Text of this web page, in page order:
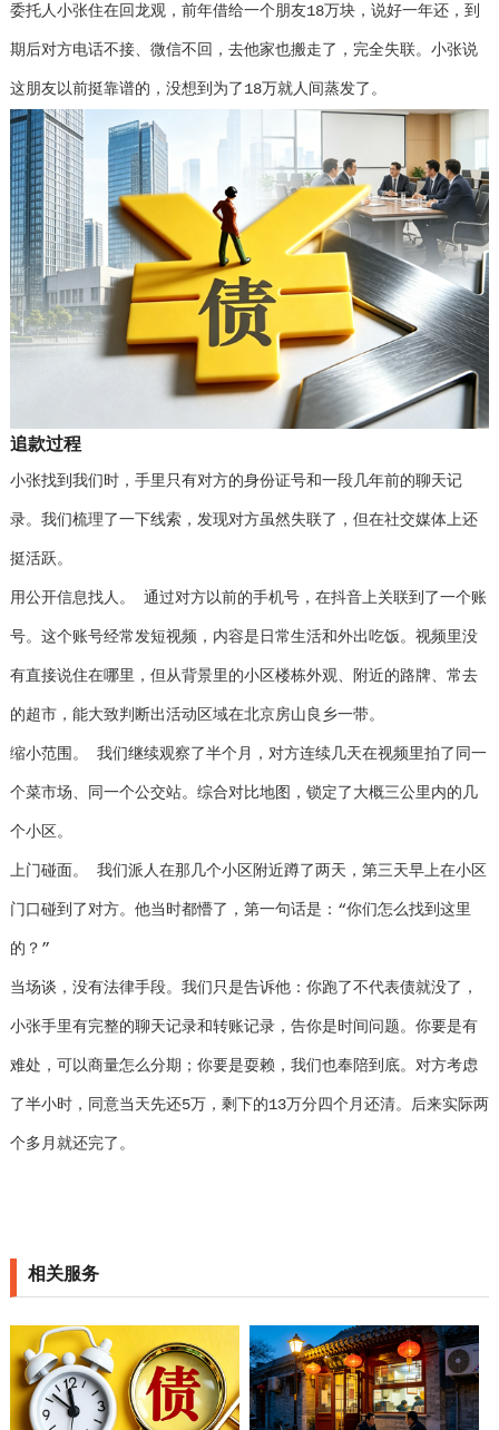
委托人小张住在回龙观，前年借给一个朋友18万块，说好一年还，到
期后对方电话不接、微信不回，去他家也搬走了，完全失联。小张说
这朋友以前挺靠谱的，没想到为了18万就人间蒸发了。
追款过程
小张找到我们时，手里只有对方的身份证号和一段几年前的聊天记
录。我们梳理了一下线索，发现对方虽然失联了，但在社交媒体上还
挺活跃。
用公开信息找人。 通过对方以前的手机号，在抖音上关联到了一个账
号。这个账号经常发短视频，内容是日常生活和外出吃饭。视频里没
有直接说住在哪里，但从背景里的小区楼栋外观、附近的路牌、常去
的超市，能大致判断出活动区域在北京房山良乡一带。
缩小范围。 我们继续观察了半个月，对方连续几天在视频里拍了同一
个菜市场、同一个公交站。综合对比地图，锁定了大概三公里内的几
个小区。
上门碰面。 我们派人在那几个小区附近蹲了两天，第三天早上在小区
门口碰到了对方。他当时都懵了，第一句话是：“你们怎么找到这里
的？”
当场谈，没有法律手段。我们只是告诉他：你跑了不代表债就没了，
小张手里有完整的聊天记录和转账记录，告你是时间问题。你要是有
难处，可以商量怎么分期；你要是耍赖，我们也奉陪到底。对方考虑
了半小时，同意当天先还5万，剩下的13万分四个月还清。后来实际两
个多月就还完了。
相关服务